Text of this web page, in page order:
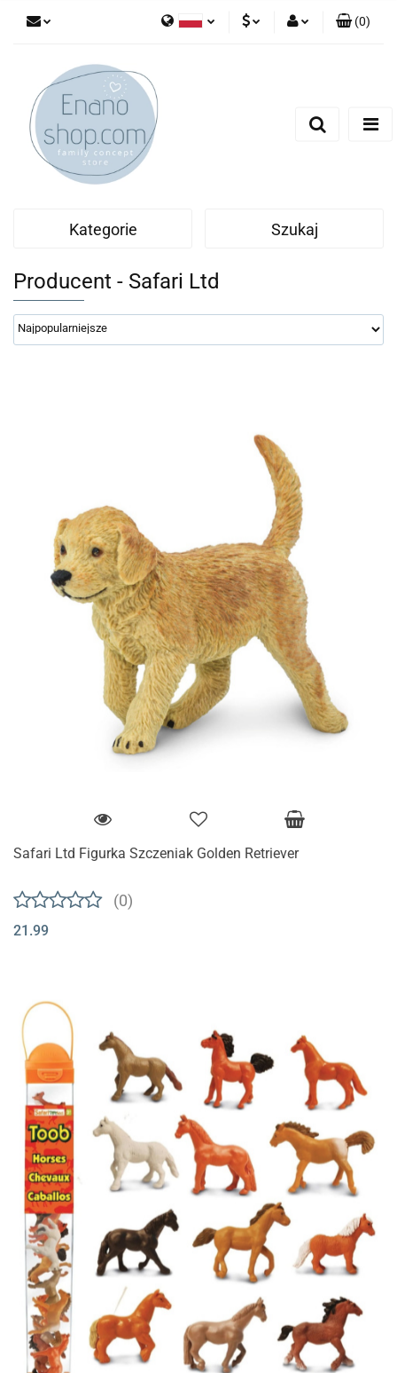
English
(0)
Kategorie Szukaj
Producent - Safari Ltd
Safari Ltd Figurka Szczeniak Golden Retriever
(0)
21.99